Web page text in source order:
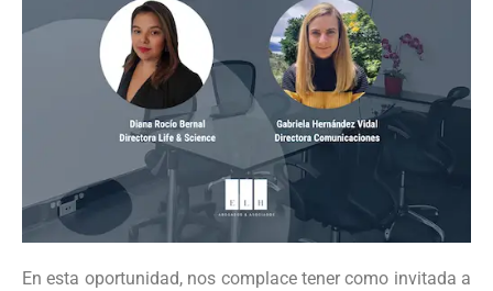
En esta oportunidad, nos complace tener como invitada a